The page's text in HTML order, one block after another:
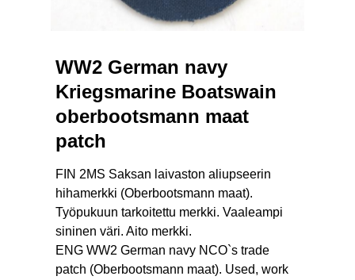
WW2 German navy
Kriegsmarine Boatswain
oberbootsmann maat
patch
FIN 2MS Saksan laivaston aliupseerin
hihamerkki (Oberbootsmann maat).
Työpukuun tarkoitettu merkki. Vaaleampi
sininen väri. Aito merkki.
ENG WW2 German navy NCO`s trade
patch (Oberbootsmann maat). Used, work